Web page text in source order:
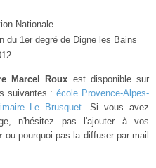
Nationale
du 1er degré de Digne les Bains
Marcel Roux est disponible sur
suivantes :école Provence-Alpes-
Le Brusquet. Si vous avez
n'hésitez pas l'ajouter à vos
ou pourquoi pas la diffuser par mail